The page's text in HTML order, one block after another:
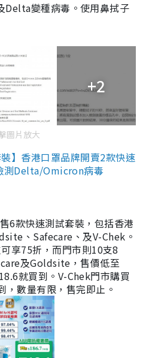
變種病毒。使用鼻拭子
+2
圖片放大
】香港口罩品牌開賣2款快速
測Delta/Omicron病毒
6款快速測試套裝，包括香港
、Safecare、及V-Chek。
享75折，而門市則10支8
及Goldsite，售價低至
就買到。V-Chek門市購買
，數量有限，售完即止。